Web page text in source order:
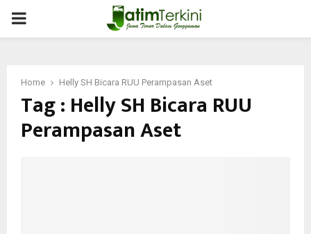
PRIMARY
Home Helly SH Bicara RUU Perampasan Aset
Tag : Helly SH Bicara RUU
Perampasan Aset